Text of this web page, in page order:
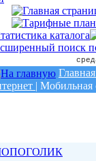
Главная
| Мобильная